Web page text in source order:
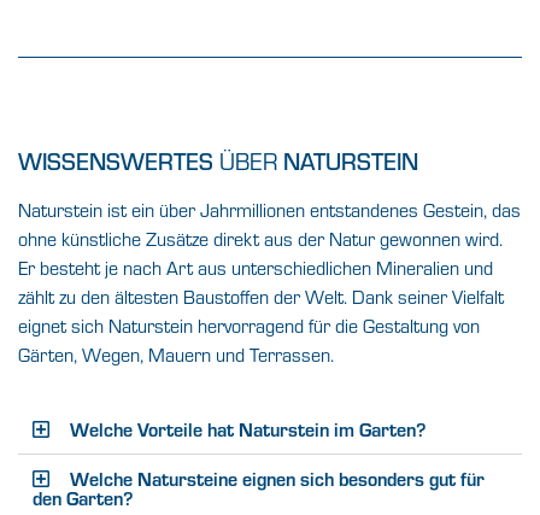
WISSENSWERTES ÜBER NATURSTEIN
Naturstein ist ein über Jahrmillionen entstandenes Gestein, das
ohne künstliche Zusätze direkt aus der Natur gewonnen wird.
Er besteht je nach Art aus unterschiedlichen Mineralien und
zählt zu den ältesten Baustoffen der Welt. Dank seiner Vielfalt
eignet sich Naturstein hervorragend für die Gestaltung von
Gärten, Wegen, Mauern und Terrassen.
Welche Vorteile hat Naturstein im Garten?
Welche Natursteine eignen sich besonders gut für
den Garten?